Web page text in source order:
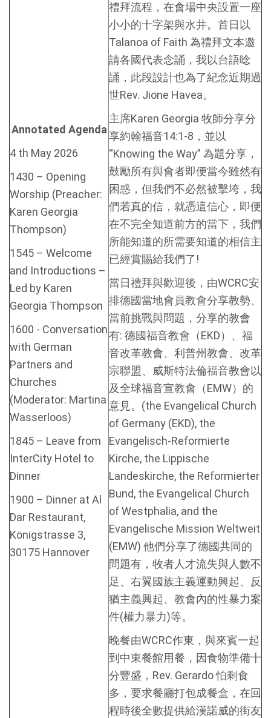
Annotated Agenda
4 th May 2026
1430 – Opening
Worship (Preacher:
Karen Georgia
Thompson)
1545 – Welcome
and Introductions –
Led by Karen
Georgia Thompson
1600 - Conversation
with German
Partners and
Churches
(Moderator: Martina
Wasserloos)
1845 – Leave from
InterCity Hotel to
Dinner
1900 – Dinner at Al
Dar Restaurant,
Königstrasse 3,
30175 Hannover
禮拜流程，在會場中央設置一座
小小的十字架與水井。首日以
Talanoa of Faith 為禮拜文本邀
請各國代表念誦，我以台語唸
誦，此段設計也為了紀念近期過
世Rev. Jione Havea。
主席Karen Georgia 牧師分享分
享約翰福音14:1-8，並以
“Knowing the Way” 為題分享，
鼓勵所有與會者即便當今雖然有
困惑，但我們不必然被擊垮，我
們若真的信，就憑這信心，即便
在不完全知道前方的當下，我們
所能知道的所需要知道的相信主
已經賞賜給我們了!
當日禮拜與歡迎後，由WCRC安
排德國當地會員教會分享教勢、
當前挑戰與問題，分享的教會
有: 德國福音教會（EKD）、福
音改革教會、利普州教會、改革
宗聯盟、威斯特法倫福音教會以
及全球福音宣教會（EMW）的
意見。(the Evangelical Church
of Germany (EKD), the
Evangelisch-Reformierte
Kirche, the Lippische
Landeskirche, the Reformierter
Bund, the Evangelical Church
of Westphalia, and the
Evangelische Mission Weltweit
(EMW) 他們分享了德國共同的
問題有，牧者人才流失與人數不
足、右翼國族主義運動興起、反
猶主義興起、教會內的性暴力案
件(權力暴力)等。
晚餐由WCRC作東，與來賓一起
到中東餐館用餐，因食物準備十
分豐盛，Rev. Gerardo 怕剩食
多，要求餐廳打包成餐盒，在回
程時後全數提供給漢諾威的街友